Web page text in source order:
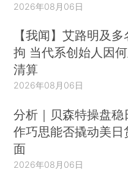
2026年08月06日
【我闻】艾路明及
拘 当代系创始人因
清算
2026年08月06日
分析｜贝森特操盘稳
作巧思能否撬动美日
面
2026年08月06日